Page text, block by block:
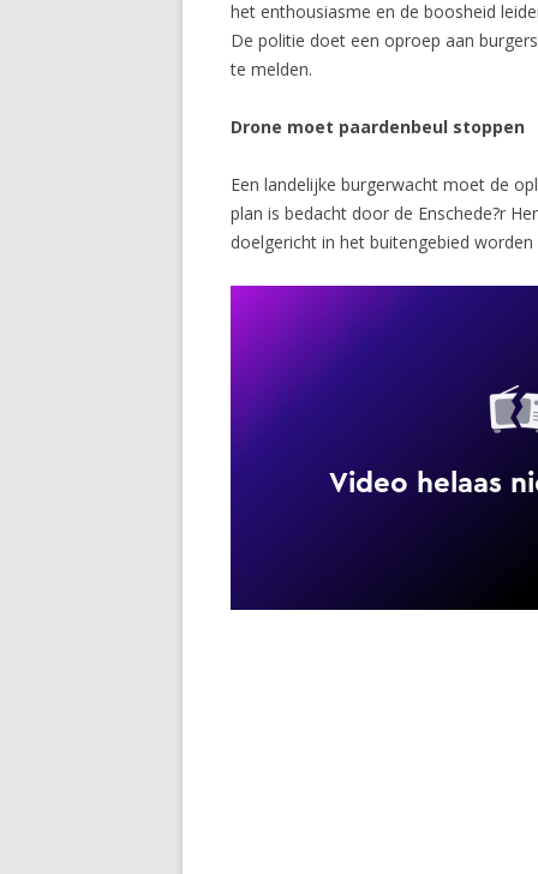
het enthousiasme en de boosheid
De politie doet een oproep aan
te melden.
Drone moet paardenbeul stoppen
Een landelijke burgerwacht moet de
plan is bedacht door de Enschede?r
doelgericht in het buitengebied worden